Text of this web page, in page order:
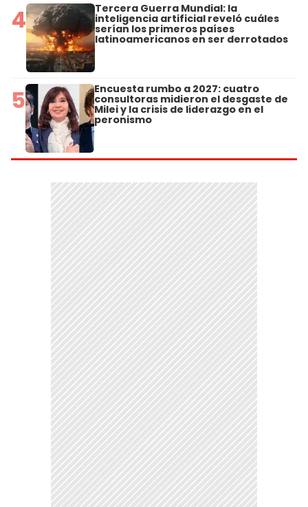
4 Tercera Guerra Mundial: la
inteligencia artificial reveló cuáles
serían los primeros países
latinoamericanos en ser derrotados
5 Encuesta rumbo a 2027: cuatro
consultoras midieron el desgaste de
Milei y la crisis de liderazgo en el
peronismo